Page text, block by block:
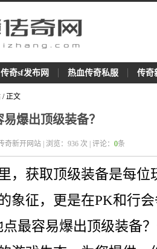
传奇sf发布网 热血传奇私服 传奇
/ 正文
爆出顶级装备？
奇新开网站 | 浏览： 936 次 | 评论： 0条
，获取顶级装备是每位
象征，更是在PK和行
最容易爆出顶级装备